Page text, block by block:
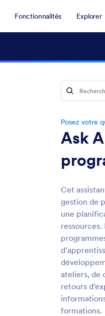
Fonctionnalités Explorer
Posez votre
Ask
Cet
gestion de
une
ateliers, de
retours
formations.